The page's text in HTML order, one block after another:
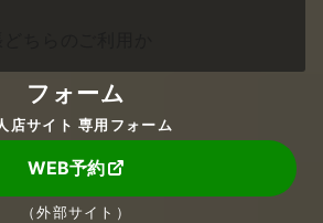
フォーム
店サイト 専用フォーム
WEB予約
（外部サイト）